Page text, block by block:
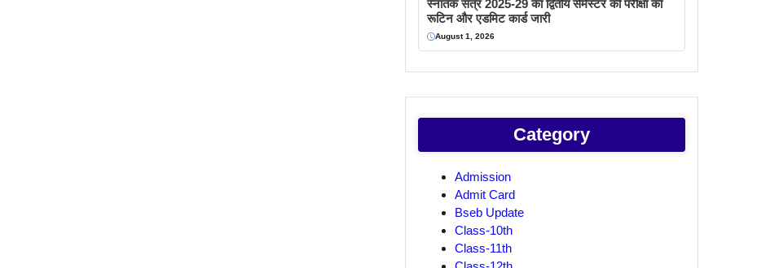
स्नातक सत्र 2025-29 का द्वितीय सेमेस्टर की परीक्षा का
रूटिन और एडमिट कार्ड जारी
August 1, 2026
Category
Admission
Admit Card
Bseb Update
Class-10th
Class-11th